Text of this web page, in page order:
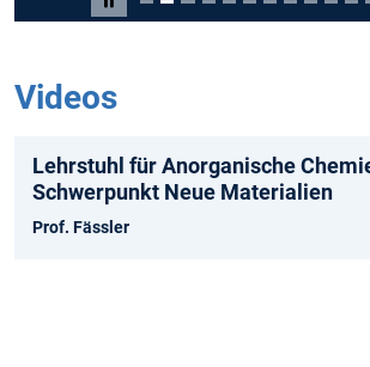
Pause carousel
Videos
Lehrstuhl für Anorganische
Schwerpunkt Neue Materialien
Prof. Fässler